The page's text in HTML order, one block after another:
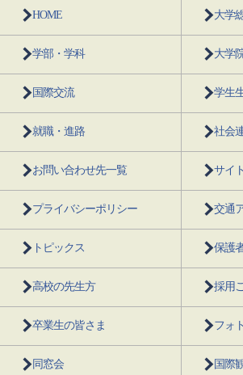
HOME 大学
学部・学科 大学
国際交流 学生
就職・進路 社会
お問い合わせ先一覧 サイ
プライバシーポリシー 交通
トピックス 保護
高校の先生方 採用
卒業生の皆さま フォ
同窓会 国際